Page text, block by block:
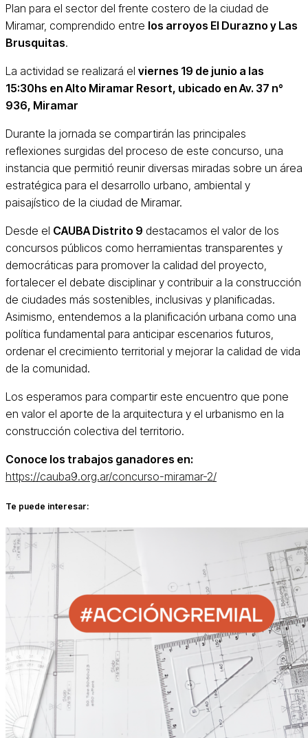
Plan para el sector del frente costero de la ciudad de
Miramar, comprendido entre los arroyos El Durazno y Las
Brusquitas.
La actividad se realizará el viernes 19 de junio a las
15:30hs en Alto Miramar Resort, ubicado en Av. 37 n°
936, Miramar
Durante la jornada se compartirán las principales
reflexiones surgidas del proceso de este concurso, una
instancia que permitió reunir diversas miradas sobre un área
estratégica para el desarrollo urbano, ambiental y
paisajístico de la ciudad de Miramar.
Desde el CAUBA Distrito 9 destacamos el valor de los
concursos públicos como herramientas transparentes y
democráticas para promover la calidad del proyecto,
fortalecer el debate disciplinar y contribuir a la construcción
de ciudades más sostenibles, inclusivas y planificadas.
Asimismo, entendemos a la planificación urbana como una
política fundamental para anticipar escenarios futuros,
ordenar el crecimiento territorial y mejorar la calidad de vida
de la comunidad.
Los esperamos para compartir este encuentro que pone
en valor el aporte de la arquitectura y el urbanismo en la
construcción colectiva del territorio.
Conoce los trabajos ganadores en:
https://cauba9.org.ar/concurso-miramar-2/
Te puede interesar: